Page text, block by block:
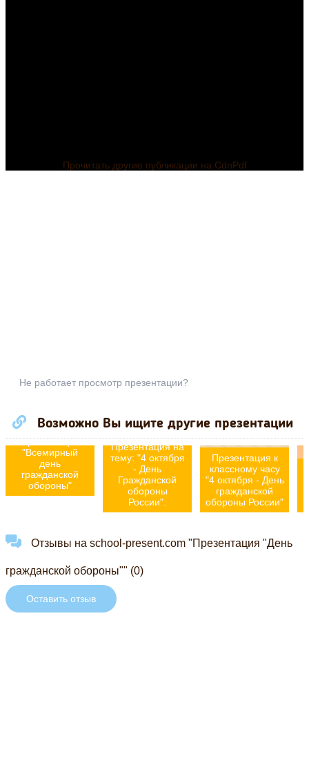
Прочитать другие публикации на CdnPdf
Не работает просмотр презентации?
Возможно Вы ищите другие презентации
Презентация
"Всемирный
день
гражданской
обороны"
Презентация на
тему: "4 октября
- День
Гражданской
обороны
России".
Презентация к
классному часу
"4 октября - День
гражданской
обороны России"
Отзывы на school-present.com "Презентация "День
гражданской обороны"" (0)
Оставить отзыв